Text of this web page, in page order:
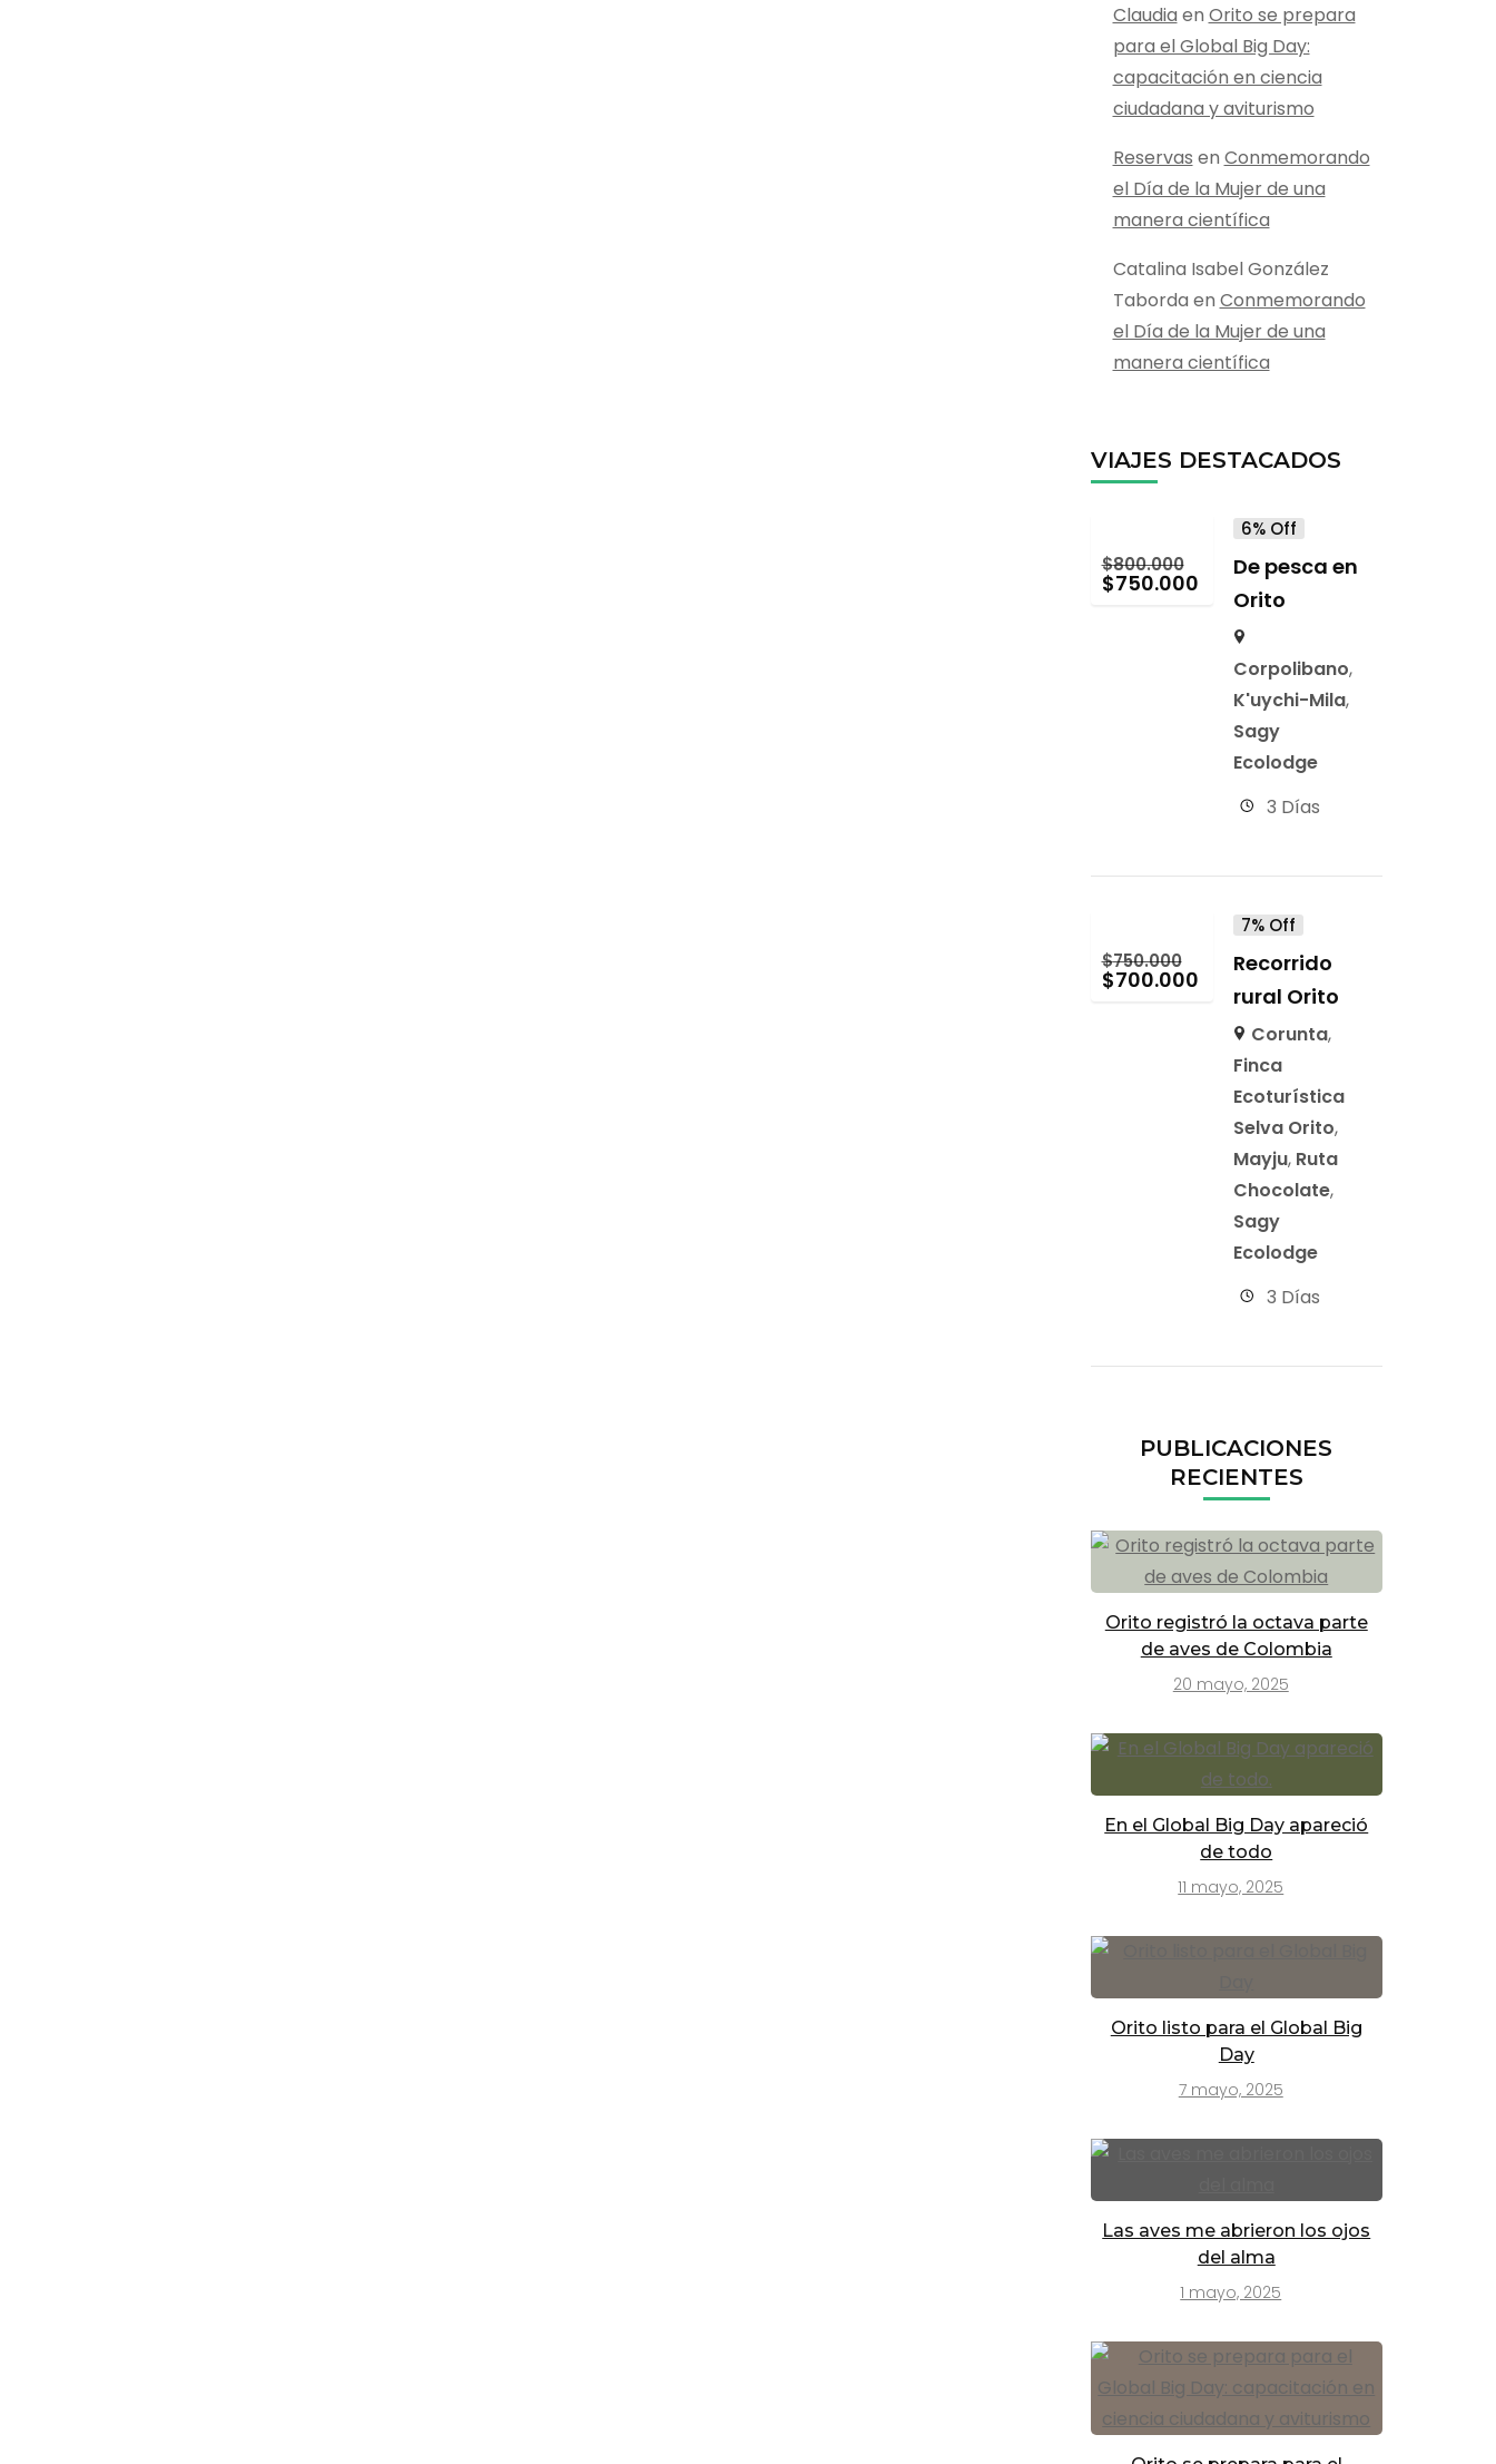
Claudia en Orito se prepara
para el Global Big Day:
capacitación en ciencia
ciudadana y aviturismo
Reservas en Conmemorando
el Día de la Mujer de una
manera científica
Catalina Isabel González
Taborda en Conmemorando
el Día de la Mujer de una
manera científica
VIAJES DESTACADOS
$800.000
$750.000
6% Off
De pesca en
Orito
Corpolibano,
K'uychi-Mila,
Sagy
Ecolodge
3 Días
$750.000
$700.000
7% Off
Recorrido
rural Orito
Corunta,
Finca
Ecoturística
Selva Orito,
Mayju, Ruta
Chocolate,
Sagy
Ecolodge
3 Días
PUBLICACIONES
RECIENTES
Orito registró la octava parte
de aves de Colombia
20 mayo, 2025
En el Global Big Day apareció
de todo
11 mayo, 2025
Orito listo para el Global Big
Day
7 mayo, 2025
Las aves me abrieron los ojos
del alma
1 mayo, 2025